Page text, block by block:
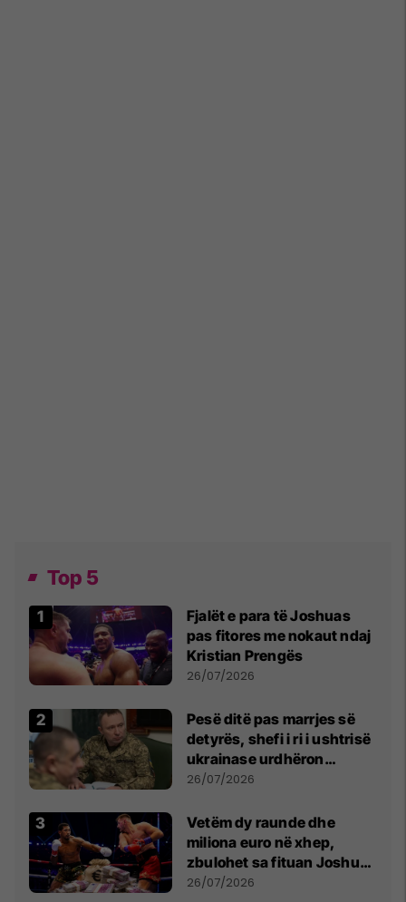
Top 5
Fjalët e para të Joshuas
pas fitores me nokaut ndaj
Kristian Prengës
26/07/2026
Pesë ditë pas marrjes së
detyrës, shefi i ri i ushtrisë
ukrainase urdhëron
kontroll të madh
26/07/2026
Vetëm dy raunde dhe
miliona euro në xhep,
zbulohet sa fituan Joshua
e Prenga
26/07/2026